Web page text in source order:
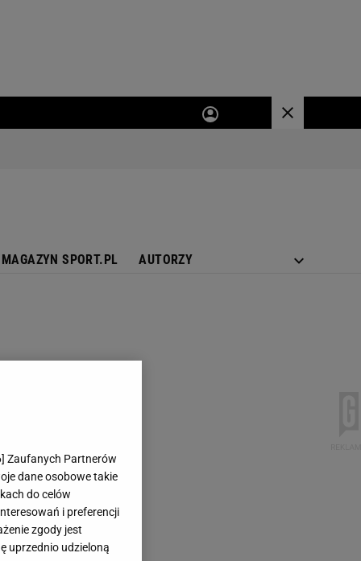
MAGAZYN SPORT.PL AUTORZY
] Zaufanych Partnerów
dane osobowe takie
do celów
i preferencji
zgody jest
uprzednio udzieloną